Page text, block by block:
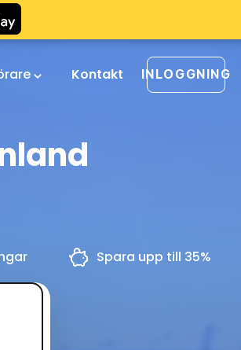
Kontakt INLOGGNING
Spara upp till 35%